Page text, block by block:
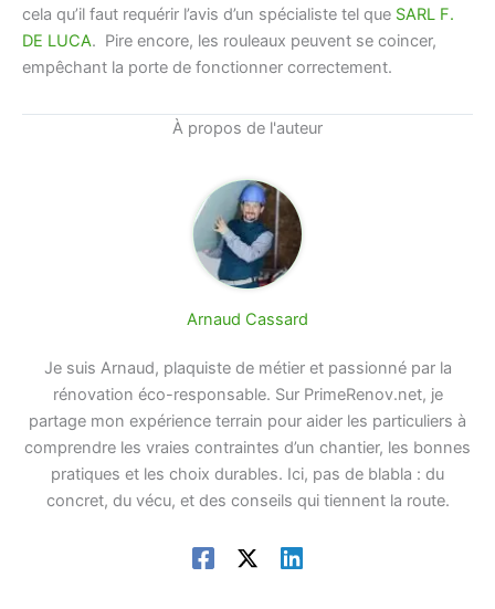
cela qu’il faut requérir l’avis d’un spécialiste tel que SARL F.
DE LUCA. Pire encore, les rouleaux peuvent se coincer,
empêchant la porte de fonctionner correctement.
À propos de l'auteur
Arnaud Cassard
Je suis Arnaud, plaquiste de métier et passionné par la
rénovation éco-responsable. Sur PrimeRenov.net, je
partage mon expérience terrain pour aider les particuliers à
comprendre les vraies contraintes d’un chantier, les bonnes
pratiques et les choix durables. Ici, pas de blabla : du
concret, du vécu, et des conseils qui tiennent la route.